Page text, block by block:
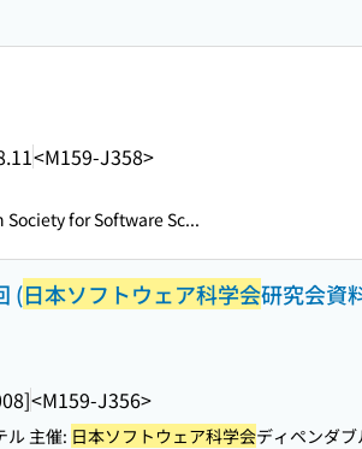
<M159-J358>
Society for Software Sc...
(日本ソフトウェア科学会研究会資
<M159-J356>
ル 主催: 日本ソフトウェア科学会ディペンダ